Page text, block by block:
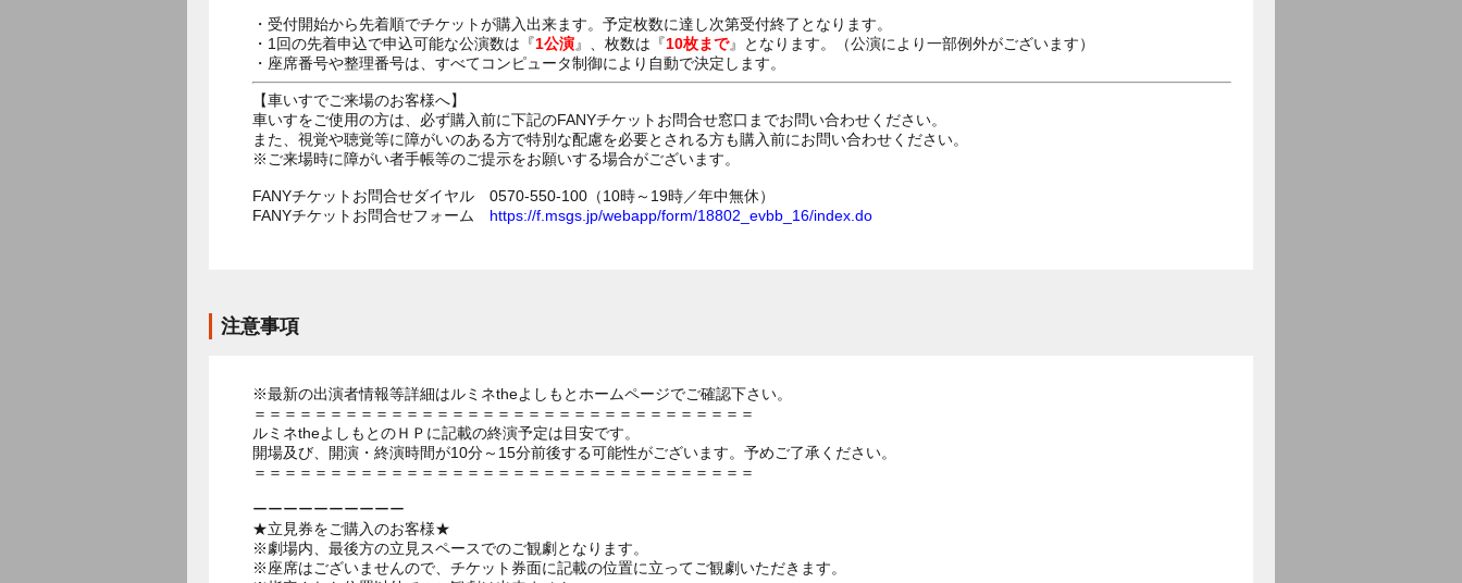
・受付開始から先着順でチケットが購入出来ます。予定枚数に達し次第受付終了となります。
・1回の先着申込で申込可能な公演数は『1公演』、枚数は『10枚まで』となります。（公演により一部例外がございます）
・座席番号や整理番号は、すべてコンピュータ制御により自動で決定します。
【車いすでご来場のお客様へ】
車いすをご使用の方は、必ず購入前に下記のFANYチケットお問合せ窓口までお問い合わせください。
また、視覚や聴覚等に障がいのある方で特別な配慮を必要とされる方も購入前にお問い合わせください。
※ご来場時に障がい者手帳等のご提示をお願いする場合がございます。
FANYチケットお問合せダイヤル 0570-550-100（10時～19時／年中無休）
FANYチケットお問合せフォーム https://f.msgs.jp/webapp/form/18802_evbb_16/index.do
注意事項
※最新の出演者情報等詳細はルミネtheよしもとホームページでご確認下さい。
＝＝＝＝＝＝＝＝＝＝＝＝＝＝＝＝＝＝＝＝＝＝＝＝＝＝＝＝＝＝＝＝＝
ルミネtheよしもとのＨＰに記載の終演予定は目安です。
開場及び、開演・終演時間が10分～15分前後する可能性がございます。予めご了承ください。
＝＝＝＝＝＝＝＝＝＝＝＝＝＝＝＝＝＝＝＝＝＝＝＝＝＝＝＝＝＝＝＝＝
ーーーーーーーーーー
★立見券をご購入のお客様★
※劇場内、最後方の立見スペースでのご観劇となります。
※座席はございませんので、チケット券面に記載の位置に立ってご観劇いただきます。